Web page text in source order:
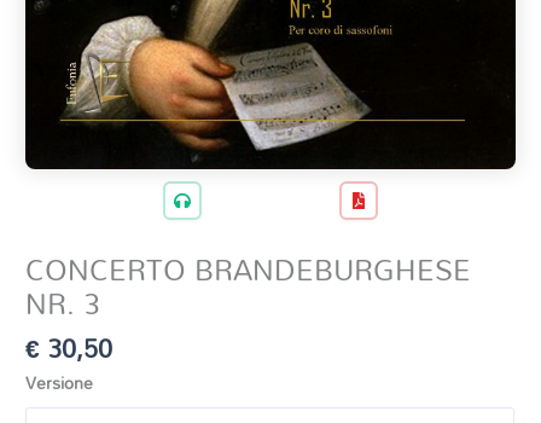
CONCERTO BRANDEBURGHESE
NR. 3
€30,50
Versione